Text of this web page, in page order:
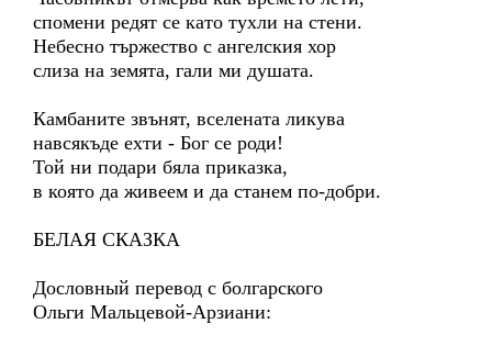
спомени редят се като тухли на стени.
Небесно тържество с ангелския хор
слиза на земята, гали ми душата.
Камбаните звънят, вселената ликува
навсякъде ехти - Бог се роди!
Той ни подари бяла приказка,
в която да живеем и да станем по-добри.
БЕЛАЯ СКАЗКА
Дословный перевод с болгарского
Ольги Мальцевой-Арзиани: